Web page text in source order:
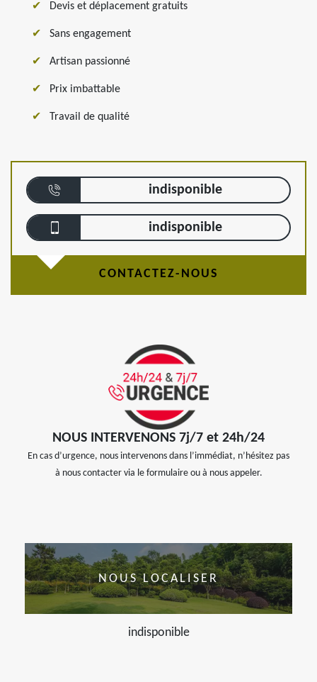
Devis et déplacement gratuits
Sans engagement
Artisan passionné
Prix imbattable
Travail de qualité
indisponible
indisponible
CONTACTEZ-NOUS
NOUS INTERVENONS 7j/7 et 24h/24
En cas d’urgence, nous intervenons dans l’immédiat, n’hésitez pas
à nous contacter via le formulaire ou à nous appeler.
NOUS LOCALISER
indisponible